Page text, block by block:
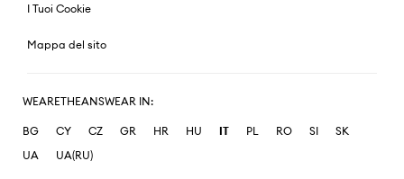
I Tuoi Cookie
Mappa del sito
WEARETHEANSWEAR IN:
BG CY CZ GR HR HU IT PL RO SI
SK
UA
UA(RU)